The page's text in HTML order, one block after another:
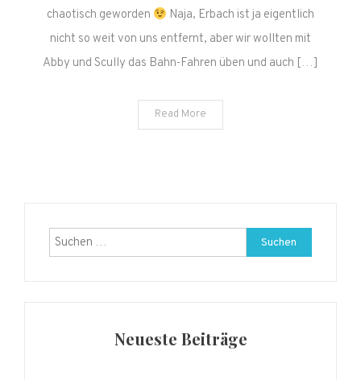
chaotisch geworden
Naja, Erbach ist ja eigentlich
nicht so weit von uns entfernt, aber wir wollten mit
Abby und Scully das Bahn-Fahren üben und auch […]
Read More
Suchen
nach:
Neueste Beiträge